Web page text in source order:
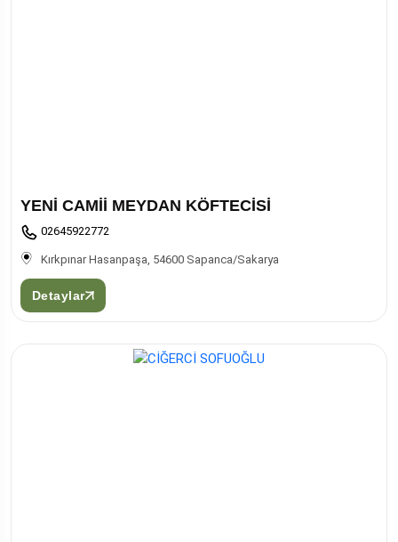
YENİ CAMİİ MEYDAN KÖFTECİSİ
02645922772
Kırkpınar Hasanpaşa, 54600 Sapanca/Sakarya
Detaylar